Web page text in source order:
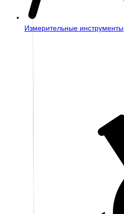
Измерительные инструменты